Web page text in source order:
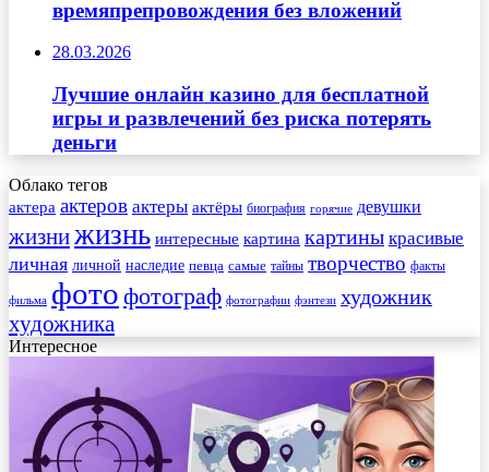
времяпрепровождения без вложений
28.03.2026
Лучшие онлайн казино для бесплатной
игры и развлечений без риска потерять
деньги
Облако тегов
актера актеров актеры актёры биография горячие девушки
жизнижизнь интересные картина картины красивые
личная личной наследие певца самые тайны творчество факты
фильма фото фотограф фотографии фэнтези художник
художника
Интересное